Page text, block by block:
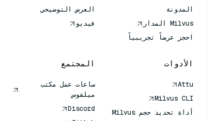
المدونة
Milvus المدار
احجز عرضاً تجريبياً
العرض التوضيحي
فيديو
الأدوات
Attu
Milvus CLI
أداة تحديد حجم Milvus
المجتمع
ساعات عمل مكتب
ميلفوس
Discord